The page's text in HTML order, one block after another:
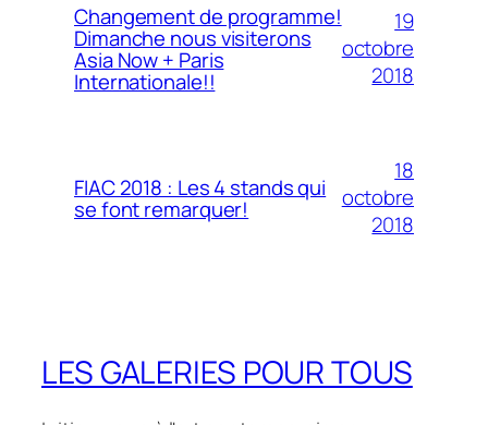
Changement de programme!
Dimanche nous visiterons
Asia Now + Paris
Internationale!!
19
octobre
2018
FIAC 2018 : Les 4 stands qui
se font remarquer!
18
octobre
2018
LES GALERIES POUR TOUS